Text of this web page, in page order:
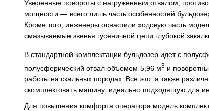
Уверенные повороты с нагруженным отвалом,
мощности — всего лишь часть особенностей
Кроме того, инженеры оснастили ходовую часть
смазываемые звенья гусеничной цепи глубокой
В стандартной комплектации бульдозер идет с
полусферический отвал объемом 5,96 м3 и
работы на скальных породах. Все это, а также
скомплектовать машину, идеально подходящую для
Для повышения комфорта оператора модель